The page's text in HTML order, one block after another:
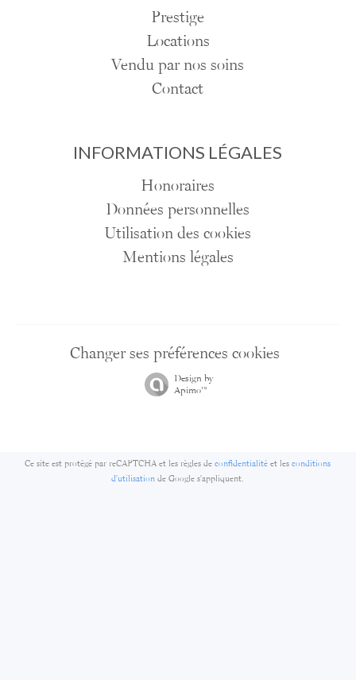
Prestige
Locations
Vendu par nos soins
Contact
INFORMATIONS LÉGALES
Honoraires
Données personnelles
Utilisation des cookies
Mentions légales
Changer ses préférences cookies
Design by
Apimo™
Ce site est protégé par reCAPTCHA et les règles deconfidentialité et lesconditions
d'utilisation de Google s'appliquent.